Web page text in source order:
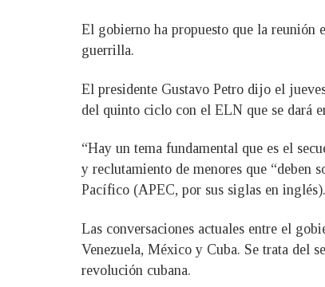
El gobierno ha propuesto que la reunión
guerrilla.
El presidente Gustavo Petro dijo el
del quinto ciclo con el ELN que se dará
“Hay un tema fundamental que es el
y reclutamiento de menores que “deben
Pacífico (APEC, por sus siglas en inglés).
Las conversaciones actuales entre el
Venezuela, México y Cuba. Se trata del
revolución cubana.